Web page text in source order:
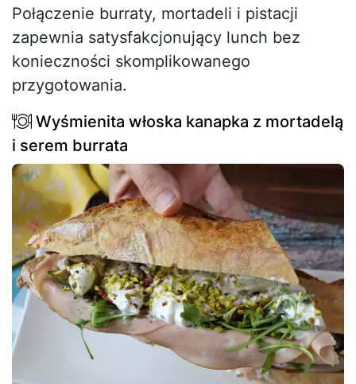
Połączenie burraty, mortadeli i pistacji
zapewnia satysfakcjonujący lunch bez
konieczności skomplikowanego
przygotowania.
Wyśmienita włoska kanapka z mortadelą
i serem burrata